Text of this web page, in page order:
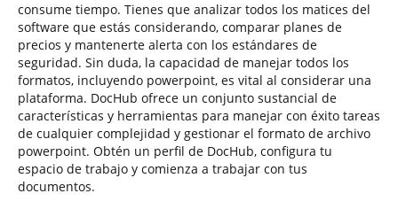
consume tiempo. Tienes que analizar todos los matices del
software que estás considerando, comparar planes de
precios y mantenerte alerta con los estándares de
seguridad. Sin duda, la capacidad de manejar todos los
formatos, incluyendo powerpoint, es vital al considerar una
plataforma. DocHub ofrece un conjunto sustancial de
características y herramientas para manejar con éxito tareas
de cualquier complejidad y gestionar el formato de archivo
powerpoint. Obtén un perfil de DocHub, configura tu
espacio de trabajo y comienza a trabajar con tus
documentos.